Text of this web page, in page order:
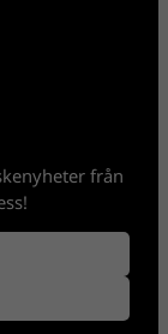
från